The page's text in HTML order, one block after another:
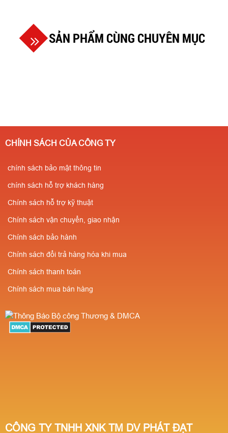
SẢN PHẨM CÙNG CHUYÊN MỤC
CÔNG TY TNHH XNK TM DV PHÁT ĐẠT
CHÍNH SÁCH CỦA CÔNG TY
chính sách bảo mật thông tin
chính sách hỗ trợ khách hàng
Chính sách hỗ trợ kỹ thuật
Chính sách vận chuyển, giao nhận
Chính sách bảo hành
Chính sách đổi trả hàng hóa khi mua
Chính sách thanh toán
Chính sách mua bán hàng